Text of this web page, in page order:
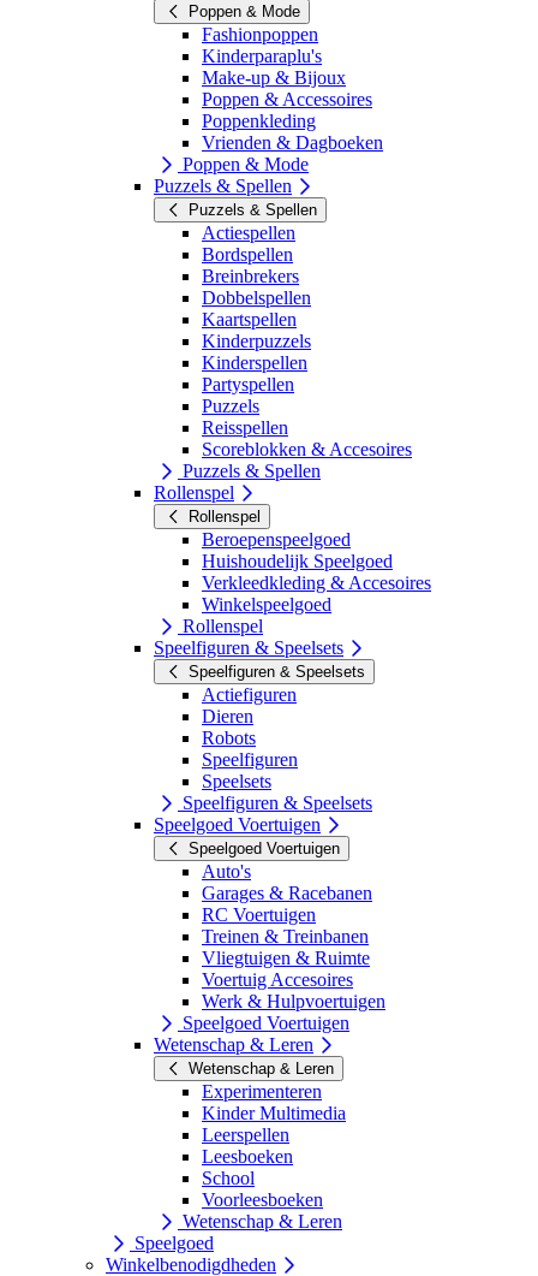
Poppen & Mode
Fashionpoppen
Kinderparaplu's
Make-up & Bijoux
Poppen & Accessoires
Poppenkleding
Vrienden & Dagboeken
Poppen & Mode
Puzzels & Spellen
Puzzels & Spellen
Actiespellen
Bordspellen
Breinbrekers
Dobbelspellen
Kaartspellen
Kinderpuzzels
Kinderspellen
Partyspellen
Puzzels
Reisspellen
Scoreblokken & Accesoires
Puzzels & Spellen
Rollenspel
Rollenspel
Beroepenspeelgoed
Huishoudelijk Speelgoed
Verkleedkleding & Accesoires
Winkelspeelgoed
Rollenspel
Speelfiguren & Speelsets
Speelfiguren & Speelsets
Actiefiguren
Dieren
Robots
Speelfiguren
Speelsets
Speelfiguren & Speelsets
Speelgoed Voertuigen
Speelgoed Voertuigen
Auto's
Garages & Racebanen
RC Voertuigen
Treinen & Treinbanen
Vliegtuigen & Ruimte
Voertuig Accesoires
Werk & Hulpvoertuigen
Speelgoed Voertuigen
Wetenschap & Leren
Wetenschap & Leren
Experimenteren
Kinder Multimedia
Leerspellen
Leesboeken
School
Voorleesboeken
Wetenschap & Leren
Speelgoed
Winkelbenodigdheden